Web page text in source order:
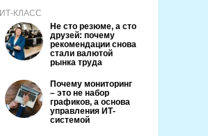
ИТ-КЛАСС
Не сто резюме, а сто
друзей: почему
рекомендации снова
стали валютой
рынка труда
Почему мониторинг
– это не набор
графиков, а основа
управления ИТ-
системой